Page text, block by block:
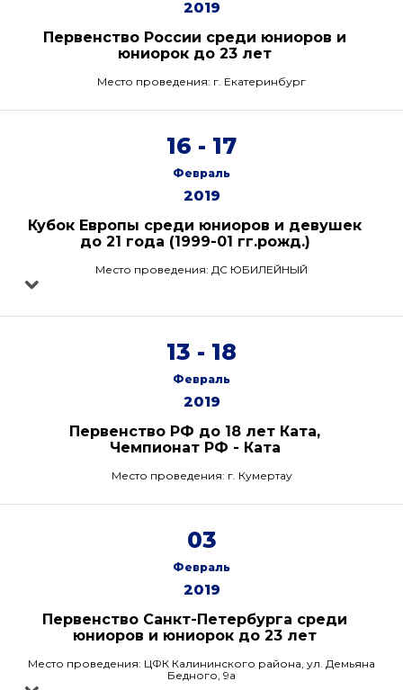
2019
Первенство России среди юниоров и
юниорок до 23 лет
Место проведения: г. Екатеринбург
16 - 17
Февраль
2019
Кубок Европы среди юниоров и девушек
до 21 года (1999-01 гг.рожд.)
Место проведения: ДС ЮБИЛЕЙНЫЙ
13 - 18
Февраль
2019
Первенство РФ до 18 лет Ката,
Чемпионат РФ - Ката
Место проведения: г. Кумертау
03
Февраль
2019
Первенство Санкт-Петербурга среди
юниоров и юниорок до 23 лет
Место проведения: ЦФК Калининского района, ул. Демьяна
Бедного, 9а